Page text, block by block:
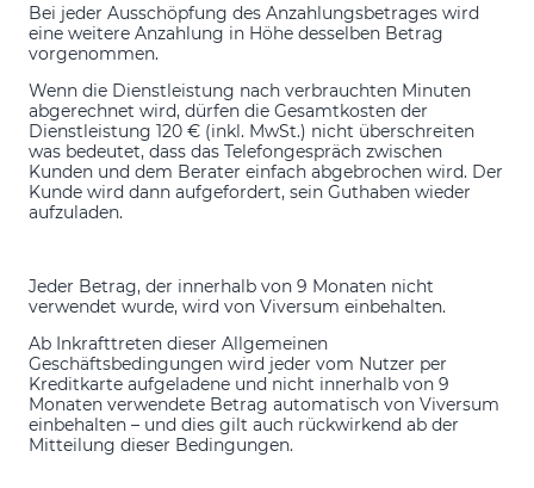
Bei jeder Ausschöpfung des Anzahlungsbetrages wird
eine weitere Anzahlung in Höhe desselben Betrag
vorgenommen.
Wenn die Dienstleistung nach verbrauchten Minuten
abgerechnet wird, dürfen die Gesamtkosten der
Dienstleistung 120 € (inkl. MwSt.) nicht überschreiten
was bedeutet, dass das Telefongespräch zwischen
Kunden und dem Berater einfach abgebrochen wird. Der
Kunde wird dann aufgefordert, sein Guthaben wieder
aufzuladen.
Jeder Betrag, der innerhalb von 9 Monaten nicht
verwendet wurde, wird von Viversum einbehalten.
Ab Inkrafttreten dieser Allgemeinen
Geschäftsbedingungen wird jeder vom Nutzer per
Kreditkarte aufgeladene und nicht innerhalb von 9
Monaten verwendete Betrag automatisch von Viversum
einbehalten – und dies gilt auch rückwirkend ab der
Mitteilung dieser Bedingungen.